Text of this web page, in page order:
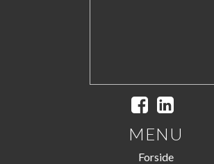
MENU
Forside